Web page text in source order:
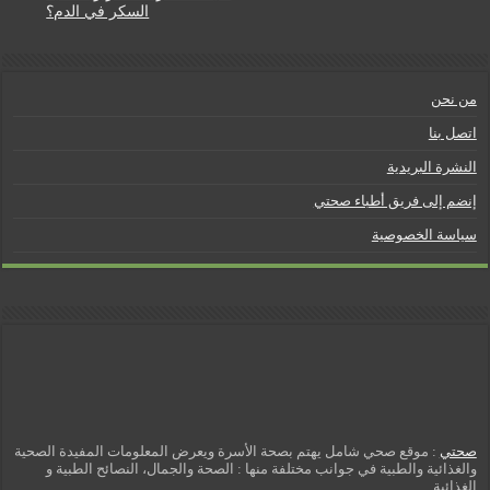
السكر في الدم؟
من نحن
اتصل بنا
النشرة البريدية
إنضم إلى فريق أطباء صحتي
سياسة الخصوصية
صحتي : موقع صحي شامل يهتم بصحة الأسرة ويعرض المعلومات المفيدة الصحية
والغذائية والطبية في جوانب مختلفة منها : الصحة والجمال، النصائح الطبية و
الغذائية .